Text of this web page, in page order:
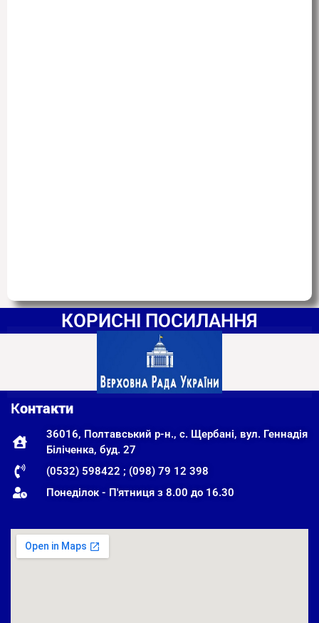
КОРИСНІ ПОСИЛАННЯ
Контакти
36016, Полтавський р-н., с. Щербані, вул. Геннадія
Біліченка, буд. 27
(0532) 598422 ; (098) 79 12 398
Понеділок - П'ятниця з 8.00 до 16.30